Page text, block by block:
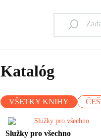
Katalóg
VŠETKY KNIHY
​Ještě nedávno se bez nich
Služky pro všechno